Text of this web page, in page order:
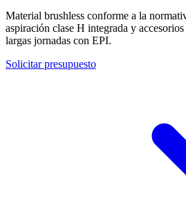
Material brushless conforme a la
aspiración clase H integrada y
largas jornadas con EPI.
Solicitar presupuesto